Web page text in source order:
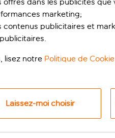
ville
marketing;
contenus publicitaires et
lisez notre Politique de
Laissez-moi choisir